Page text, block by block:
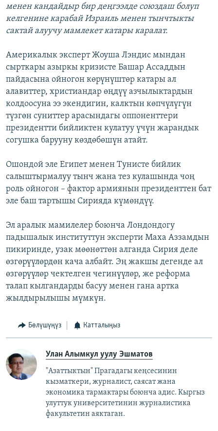
менен кандайдыр бир деңгээлде союздаш болуп
келгенине карабай Израиль менен тынчтыкты
сактай алуучу мамлекет катары каралат.
Америкалык эксперт Жоуша Лэндис мындан
сырткары азыркы кризисте Башар Ассаддын
пайдасына ойногон көрүнүштөр катары ал
алавиттер, христиандар өңдүү азчылыктардын
колдоосуна ээ экендигин, калктын көпчүлүгүн
түзгөн суниттер арасындагы оппоненттери
президентти бийликтен кулатуу үчүн жарандык
согушка барууну көздөбөшүн атайт.
Ошондой эле Египет менен Тунисте бийлик
салыштырмалуу тынч жана тез кулашында чоң
роль ойногон – фактор армиянын президенттен бат
эле баш тартышы Сирияда күмөндүү.
Эл аралык мамилелер боюнча Лондондогу
падышалык институттун эксперти Маха Аззамдын
пикиринде, узак мөөнөттөн алганда Сирия деле
өзгөрүүлөрдөн кача албайт. Эң жакшы дегенде ал
өзгөрүүлөр чектелген чегинүүлөр, же реформа
талап кылгандарды басуу менен гана артка
жылдырылышы мүмкүн.
Бөлүшүңүз Катталыңыз
Улан Алымкул уулу Эшматов
"Азаттыктын" Прагадагы кеңсесинин
кызматкери, журналист, саясат жана
экономика тармактары боюнча адис. Кыргыз
улуттук университетинин журналистика
факультетин аяктаган.